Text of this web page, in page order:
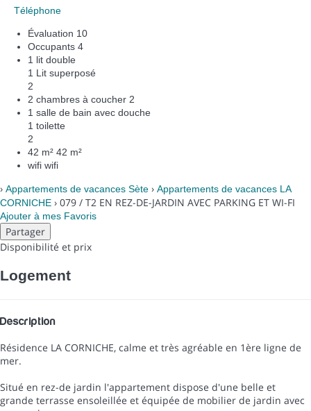
Téléphone
Évaluation 10
Occupants 4
1 lit double
1 Lit superposé
2
2 chambres à coucher 2
1 salle de bain avec douche
1 toilette
2
42 m² 42 m²
wifi wifi
› Appartements de vacances Sète › Appartements de vacances LA
CORNICHE › 079 / T2 EN REZ-DE-JARDIN AVEC PARKING ET WI-FI
Ajouter à mes Favoris
Partager
Disponibilité et prix
Logement
Description
Résidence LA CORNICHE, calme et très agréable en 1ère ligne de
mer.
Situé en rez-de jardin l'appartement dispose d'une belle et
grande terrasse ensoleillée et équipée de mobilier de jardin avec